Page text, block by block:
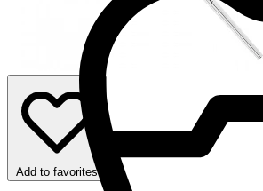
Add to favorites